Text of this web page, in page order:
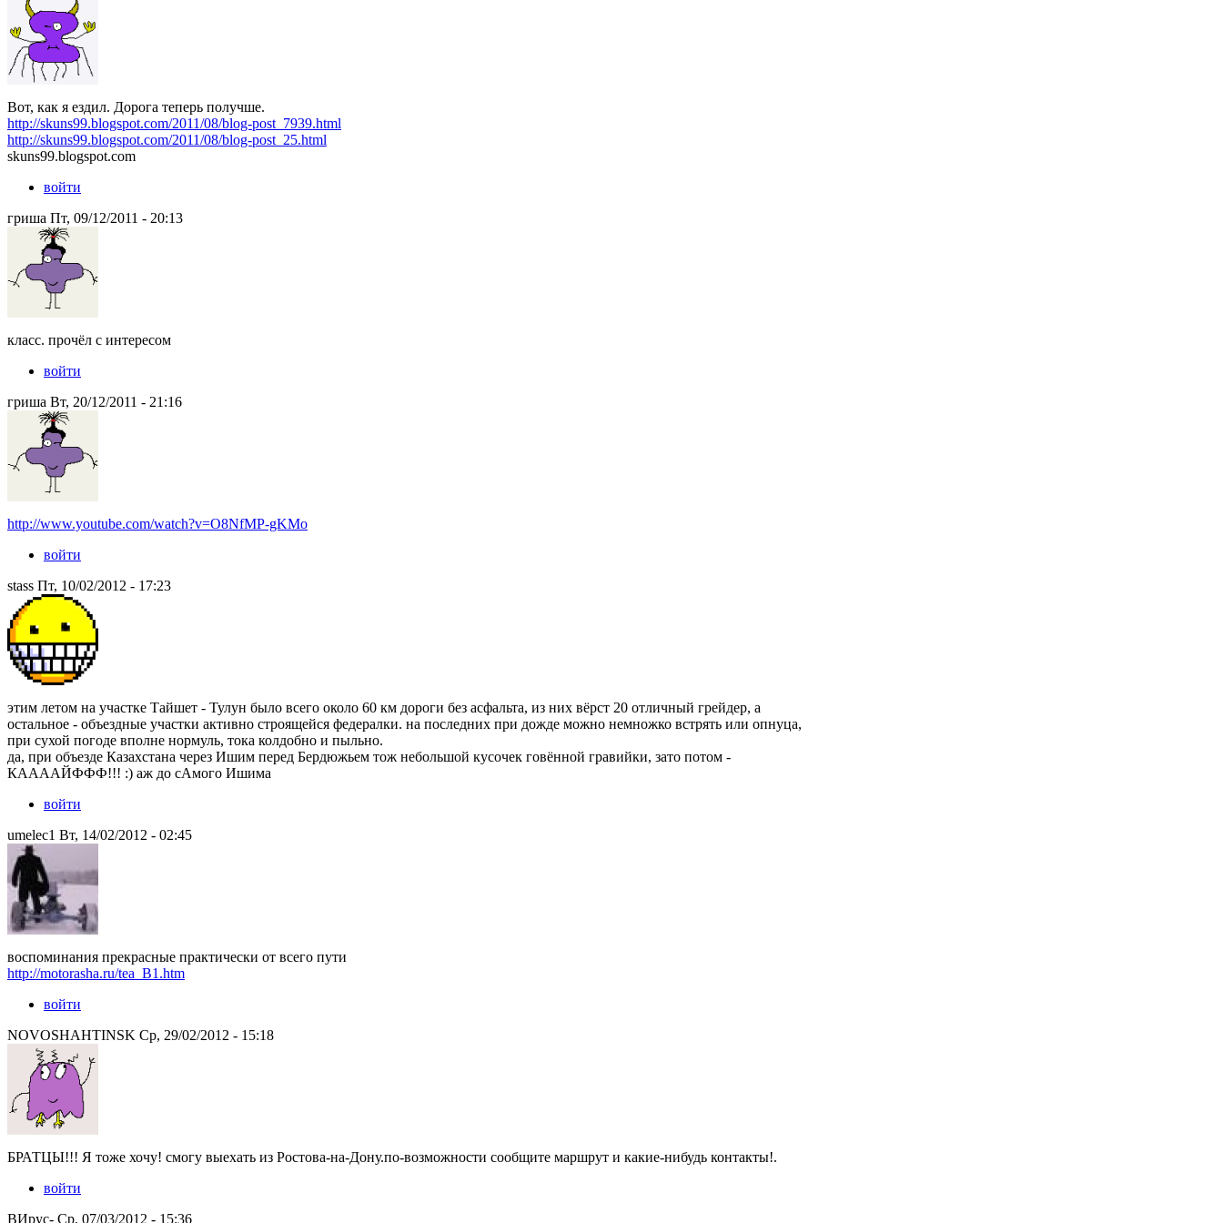
Вот, как я ездил. Дорога теперь получше.
http://skuns99.blogspot.com/2011/08/blog-post_7939.html
http://skuns99.blogspot.com/2011/08/blog-post_25.html
skuns99.blogspot.com
войти
гриша Пт, 09/12/2011 - 20:13
класс. прочёл с интересом
войти
гриша Вт, 20/12/2011 - 21:16
http://www.youtube.com/watch?v=O8NfMP-gKMo
войти
stass Пт, 10/02/2012 - 17:23
этим летом на участке Тайшет - Тулун было всего около 60 км дороги без асфальта, из них вёрст 20 отличный грейдер, а
остальное - объездные участки активно строящейся федералки. на последних при дожде можно немножко встрять или опнуца,
при сухой погоде вполне нормуль, тока колдобно и пыльно.
да, при объезде Казахстана через Ишим перед Бердюжьем тож небольшой кусочек говённой гравийки, зато потом -
КААААЙФФФ!!! :) аж до сАмого Ишима
войти
umelec1 Вт, 14/02/2012 - 02:45
воспоминания прекрасные практически от всего пути
http://motorasha.ru/tea_B1.htm
войти
NOVOSHAHTINSK Ср, 29/02/2012 - 15:18
БРАТЦЫ!!! Я тоже хочу! смогу выехать из Ростова-на-Дону.по-возможности сообщите маршрут и какие-нибудь контакты!.
войти
ВИрус- Ср, 07/03/2012 - 15:36